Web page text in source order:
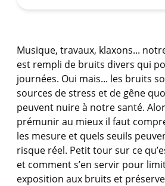
Musique, travaux, klaxons...
est rempli de bruits divers qui
journées. Oui mais... les bruits
sources de stress et de gêne
peuvent nuire à notre santé.
prémunir au mieux il faut
les mesure et quels seuils
risque réel. Petit tour sur ce
et comment s’en servir pour
exposition aux bruits et